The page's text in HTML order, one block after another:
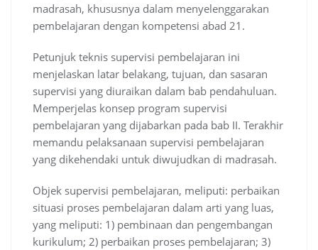
madrasah, khususnya dalam menyelenggarakan
pembelajaran dengan kompetensi abad 21.
Petunjuk teknis supervisi pembelajaran ini
menjelaskan latar belakang, tujuan, dan sasaran
supervisi yang diuraikan dalam bab pendahuluan.
Memperjelas konsep program supervisi
pembelajaran yang dijabarkan pada bab II. Terakhir
memandu pelaksanaan supervisi pembelajaran
yang dikehendaki untuk diwujudkan di madrasah.
Objek supervisi pembelajaran, meliputi: perbaikan
situasi proses pembelajaran dalam arti yang luas,
yang meliputi: 1) pembinaan dan pengembangan
kurikulum; 2) perbaikan proses pembelajaran; 3)